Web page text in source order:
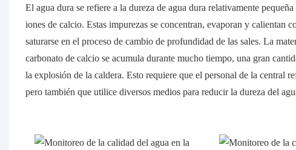
El agua dura se refiere a la dureza de agua dura relativamente
iones de calcio. Estas impurezas se concentran, evaporan y calientan
saturarse en el proceso de cambio de profundidad de las sales. La
carbonato de calcio se acumula durante mucho tiempo, una gran
la explosión de la caldera. Esto requiere que el personal de la central
pero también que utilice diversos medios para reducir la dureza del